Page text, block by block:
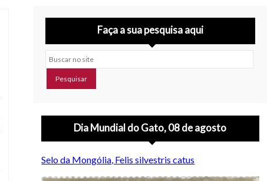
Faça a sua pesquisa aqui
Buscar no site
Dia Mundial do Gato, 08 de agosto
Selo da Mongólia, Felis silvestris catus